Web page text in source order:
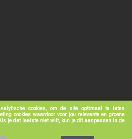
cookies, om de site optimaal te laten
cookies waardoor voor jou relevante en groene
je dat laatste niet wilt, kun je dit aanpassen in de